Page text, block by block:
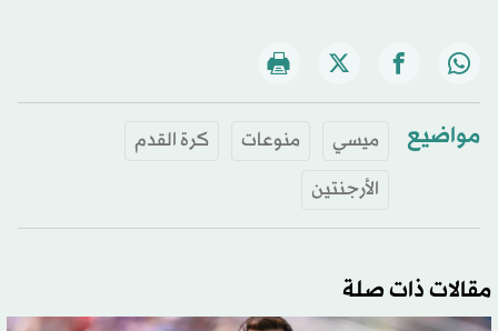
مواضيع ميسي منوعات
كرة القدم
الأرجنتين
مقالات ذات صلة